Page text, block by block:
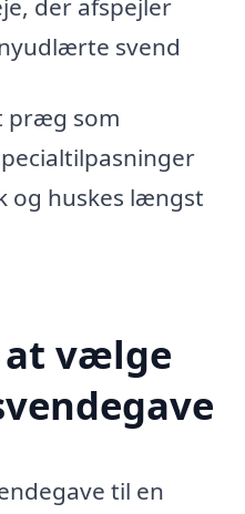
der afspejler
svend
præg som
og huskes længst
vælge
til en